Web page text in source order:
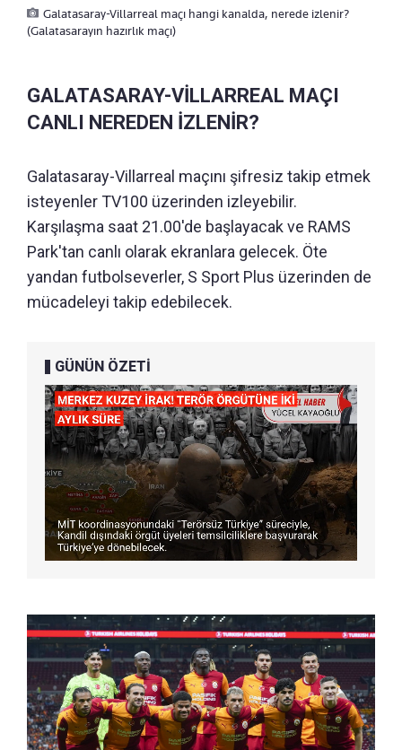
Galatasaray-Villarreal maçı hangi kanalda, nerede izlenir?
(Galatasarayın hazırlık maçı)
GALATASARAY-VİLLARREAL MAÇI
CANLI NEREDEN İZLENİR?
Galatasaray-Villarreal maçını şifresiz takip etmek
isteyenler TV100 üzerinden izleyebilir.
Karşılaşma saat 21.00'de başlayacak ve RAMS
Park'tan canlı olarak ekranlara gelecek. Öte
yandan futbolseverler, S Sport Plus üzerinden de
mücadeleyi takip edebilecek.
GÜNÜN ÖZETİ